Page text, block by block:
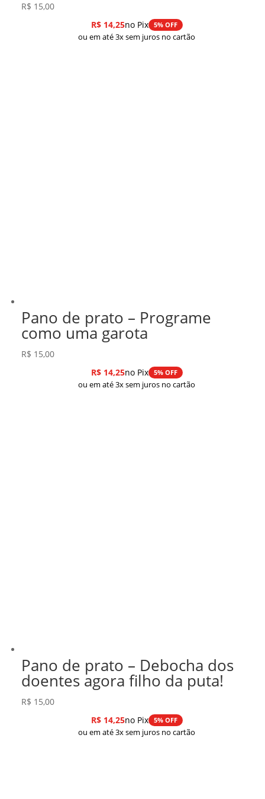
R$ 15,00
R$14,25no Pix 5% OFF
ou em até 3x sem juros no cartão
Pano de prato – Programe
como uma garota
R$ 15,00
R$14,25no Pix 5% OFF
ou em até 3x sem juros no cartão
Pano de prato – Debocha dos
doentes agora filho da puta!
R$ 15,00
R$14,25no Pix 5% OFF
ou em até 3x sem juros no cartão